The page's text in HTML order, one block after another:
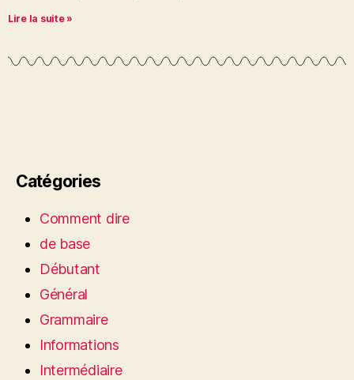
Lire la suite »
Catégories
Comment dire
de base
Débutant
Général
Grammaire
Informations
Intermédiaire